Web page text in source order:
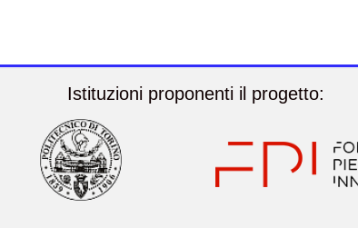
Istituzioni proponenti il progetto: